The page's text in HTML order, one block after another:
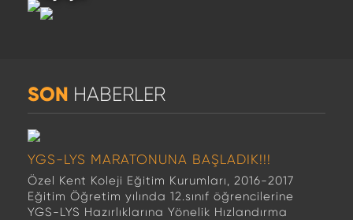
SON HABERLER
YGS-LYS MARATONUNA BAŞLADIK!!!
Özel Kent Koleji Eğitim Kurumları, 2016-2017
Eğitim Öğretim yılında 12.sınıf öğrencilerine
YGS-LYS Hazırlıklarına Yönelik Hızlandırma